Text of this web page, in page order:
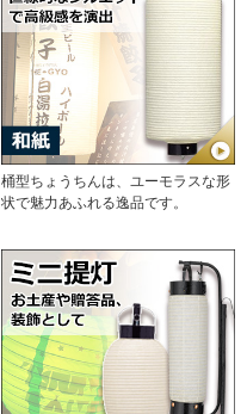
桶型ちょうちんは、ユーモラスな形
状で魅力あふれる逸品です。